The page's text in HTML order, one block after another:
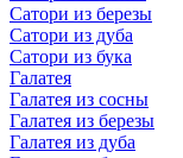
Сатори из березы
Сатори из дуба
Сатори из бука
Галатея
Галатея из сосны
Галатея из березы
Галатея из дуба